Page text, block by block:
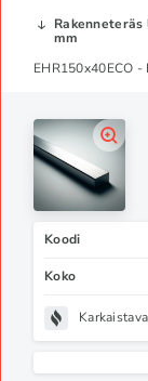
mm
EHR150x40ECO
Koodi
Koko
Karkaistava